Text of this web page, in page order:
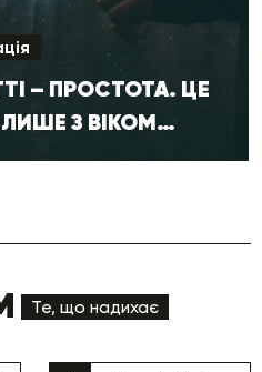
– ПРОСТОТА. ЦЕ
З ВІКОМ…
Те, що надихає